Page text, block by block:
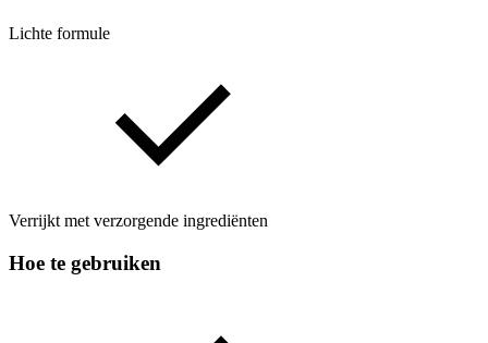
Lichte formule
Verrijkt met verzorgende ingrediënten
Hoe te gebruiken